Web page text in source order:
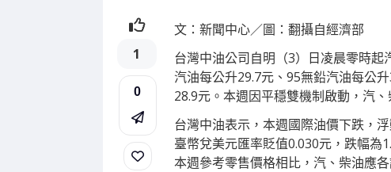
1
0
文：新聞中心／圖：翻攝自經濟部
台灣中油公司自明（3）日凌晨零時
汽油每公升29.7元、95無鉛汽油每公
28.9元。本週因平穩雙機制啟動，汽
台灣中油表示，本週國際油價下跌，
臺幣兌美元匯率貶值0.030元，跌幅為
本週參考零售價格相比，汽、柴油應